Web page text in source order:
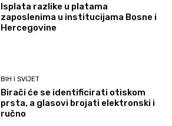
Isplata razlike u platama
zaposlenima u institucijama Bosne i
Hercegovine
BIH I SVIJET
Birači će se identificirati otiskom
prsta, a glasovi brojati elektronski i
ručno